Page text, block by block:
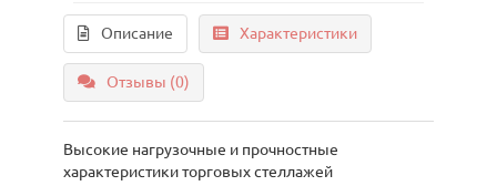
Описание Характеристики
Отзывы (0)
Высокие нагрузочные и прочностные
характеристики торговых стеллажей